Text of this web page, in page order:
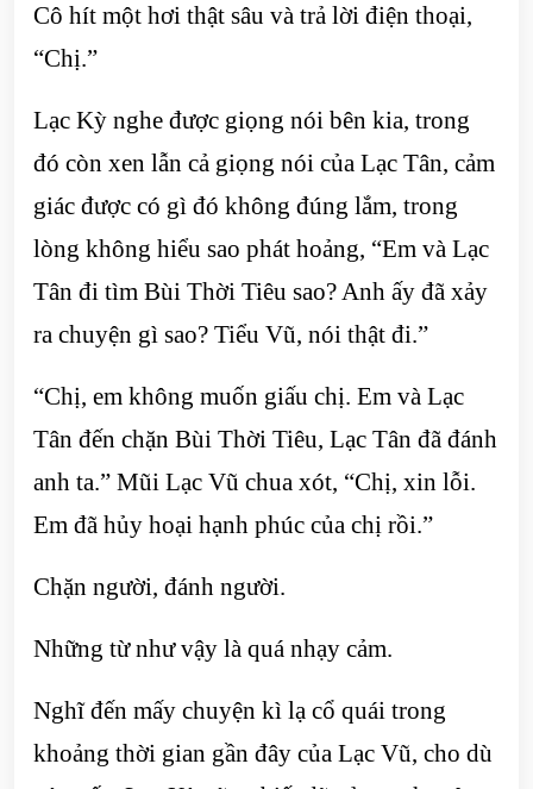
Cô hít một hơi thật sâu và trả lời điện thoại,
“Chị.”
Lạc Kỳ nghe được giọng nói bên kia, trong
đó còn xen lẫn cả giọng nói của Lạc Tân, cảm
giác được có gì đó không đúng lắm, trong
lòng không hiểu sao phát hoảng, “Em và Lạc
Tân đi tìm Bùi Thời Tiêu sao? Anh ấy đã xảy
ra chuyện gì sao? Tiểu Vũ, nói thật đi.”
“Chị, em không muốn giấu chị. Em và Lạc
Tân đến chặn Bùi Thời Tiêu, Lạc Tân đã đánh
anh ta.” Mũi Lạc Vũ chua xót, “Chị, xin lỗi.
Em đã hủy hoại hạnh phúc của chị rồi.”
Chặn người, đánh người.
Những từ như vậy là quá nhạy cảm.
Nghĩ đến mấy chuyện kì lạ cổ quái trong
khoảng thời gian gần đây của Lạc Vũ, cho dù